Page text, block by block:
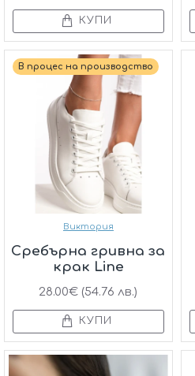
КУПИ
В процес на производство
Виктория
Сребърна гривна за
крак Line
28.00€ (54.76 лв.)
КУПИ